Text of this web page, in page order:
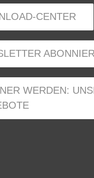
CENTER
WERDEN: